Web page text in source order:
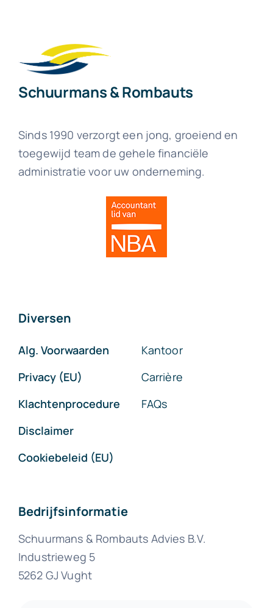
Schuurmans & Rombauts
Sinds 1990 verzorgt een jong, groeiend en
toegewijd team de gehele financiële
administratie voor uw onderneming.
Diversen
Alg. Voorwaarden
Privacy (EU)
Klachtenprocedure
Disclaimer
Cookiebeleid (EU)
Kantoor
Carrière
FAQs
Bedrijfsinformatie
Schuurmans & Rombauts Advies B.V.
Industrieweg 5
5262 GJ Vught